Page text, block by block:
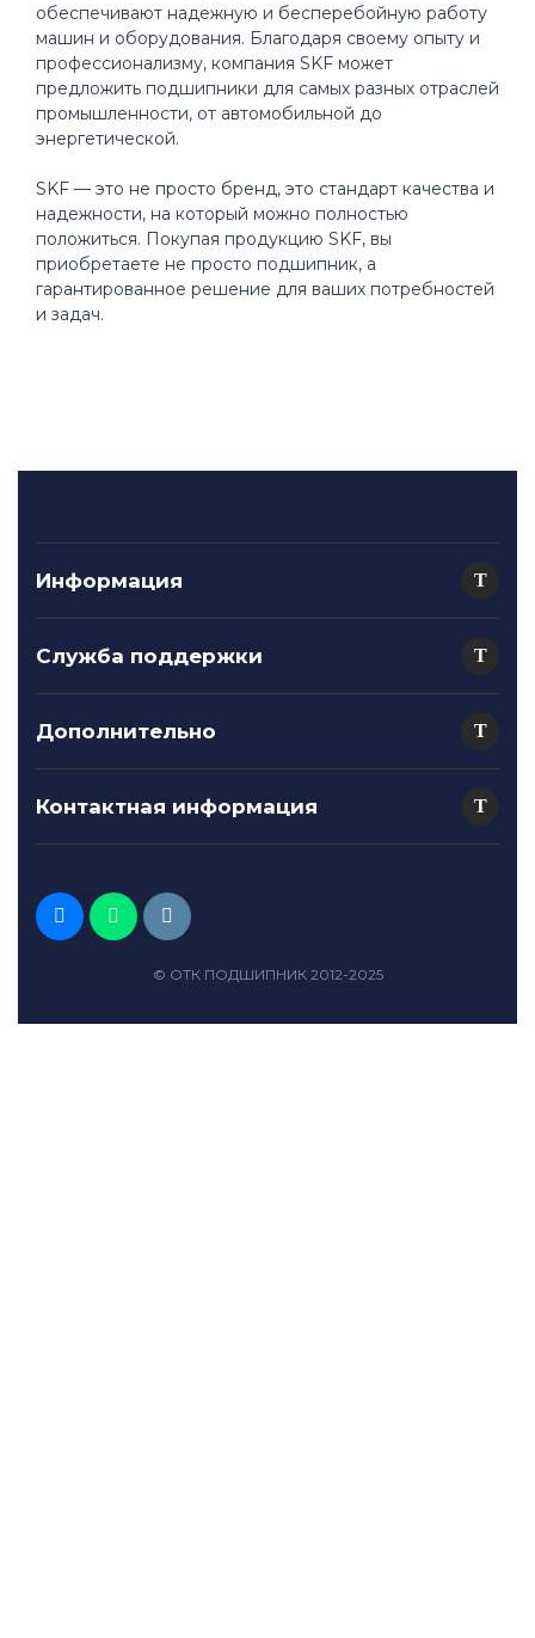
обеспечивают надежную и бесперебойную работу
машин и оборудования. Благодаря своему опыту и
профессионализму, компания SKF может
предложить подшипники для самых разных отраслей
промышленности, от автомобильной до
энергетической.
SKF — это не просто бренд, это стандарт качества и
надежности, на который можно полностью
положиться. Покупая продукцию SKF, вы
приобретаете не просто подшипник, а
гарантированное решение для ваших потребностей
и задач.
Информация
Служба поддержки
Дополнительно
Контактная информация
© ОТК ПОДШИПНИК 2012-2025